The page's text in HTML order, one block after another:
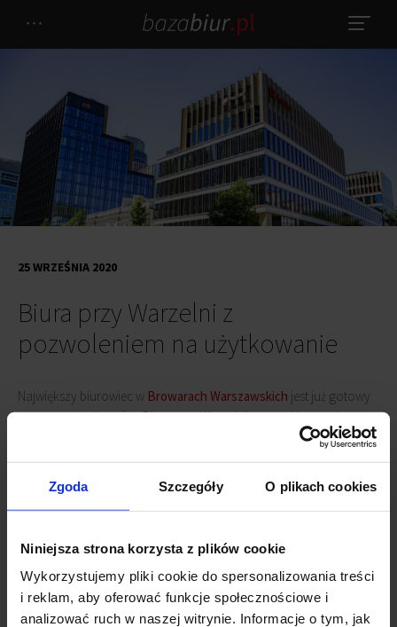
Zgoda Szczegóły O plikach cookies
Niniejsza strona korzysta z plików cookie
Wykorzystujemy pliki cookie do spersonalizowania treści
i reklam, aby oferować funkcje społecznościowe i
analizować ruch w naszej witrynie. Informacje o tym, jak
Biura przy Warzelni z
pozwoleniem na użytkowanie
25 WRZEŚNIA 2020
Największy biurowiec w Browarach Warszawskich jest już gotowy
na nowych najemców.Biura przy Warzelnito trzeci i ostatni etap
inwestycji o powierzchni 24 000 mkw. Projekt oferuje nowoczesną
oraz duży dwupoziomowy parking podziemny dla najemców i
Jest to jedna z najciekawszych lokalizacji usytuowana w
przeszklona elewacja oraz obrócone elementy w kolorze
szampańskim podkreślają nietuzinkowy charakter inwestycji.